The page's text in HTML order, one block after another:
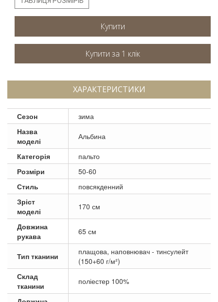
Купити
ХАРАКТЕРИСТИКИ
Сезон
зима
Назва
моделі
Альбина
Категорія
пальто
Розміри
50-60
Стиль
повсякденний
Зріст
моделі
170 см
Довжина
рукава
65 см
Тип тканини
плащова, наповнювач - тинсулейт
(150+60 г/м²)
Склад
тканини
поліестер 100%